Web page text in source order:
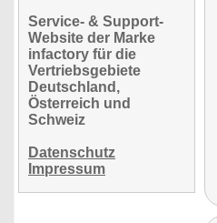
Service- & Support-
Website der Marke
infactory für die
Vertriebsgebiete
Deutschland,
Österreich und
Schweiz
Datenschutz
Impressum